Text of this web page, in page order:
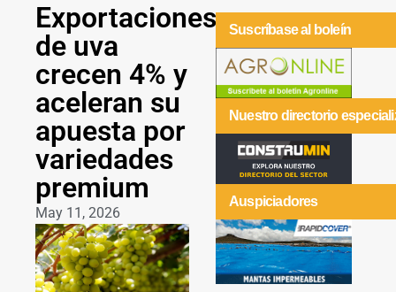
Exportaciones
de uva
crecen 4% y
aceleran su
apuesta por
variedades
premium
May 11, 2026
Suscríbase al boleín
Nuestro directorio
Auspiciadores